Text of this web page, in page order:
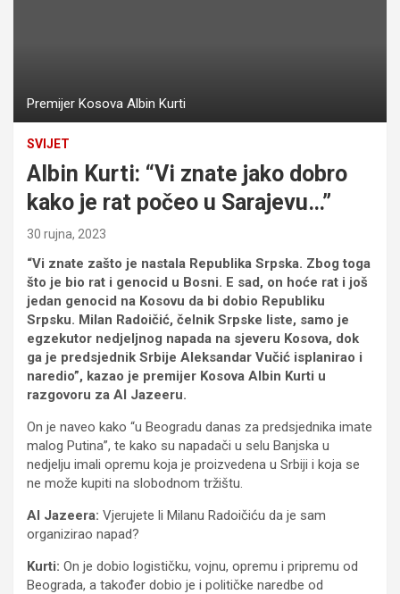
Premijer Kosova Albin Kurti
SVIJET
Albin Kurti: “Vi znate jako dobro
kako je rat počeo u Sarajevu…”
30 rujna, 2023
“Vi znate zašto je nastala Republika Srpska. Zbog toga
što je bio rat i genocid u Bosni. E sad, on hoće rat i još
jedan genocid na Kosovu da bi dobio Republiku
Srpsku. Milan Radoičić, čelnik Srpske liste, samo je
egzekutor nedjeljnog napada na sjeveru Kosova, dok
ga je predsjednik Srbije Aleksandar Vučić isplanirao i
naredio”, kazao je premijer Kosova Albin Kurti u
razgovoru za Al Jazeeru.
On je naveo kako “u Beogradu danas za predsjednika imate
malog Putina”, te kako su napadači u selu Banjska u
nedjelju imali opremu koja je proizvedena u Srbiji i koja se
ne može kupiti na slobodnom tržištu.
Al Jazeera: Vjerujete li Milanu Radoičiću da je sam
organizirao napad?
Kurti: On je dobio logističku, vojnu, opremu i pripremu od
Beograda, a također dobio je i političke naredbe od